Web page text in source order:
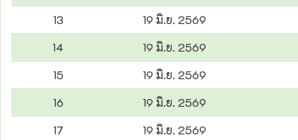
13
19 มิ.ย. 2569
14
19 มิ.ย. 2569
15
19 มิ.ย. 2569
16
19 มิ.ย. 2569
17
19 มิ.ย. 2569